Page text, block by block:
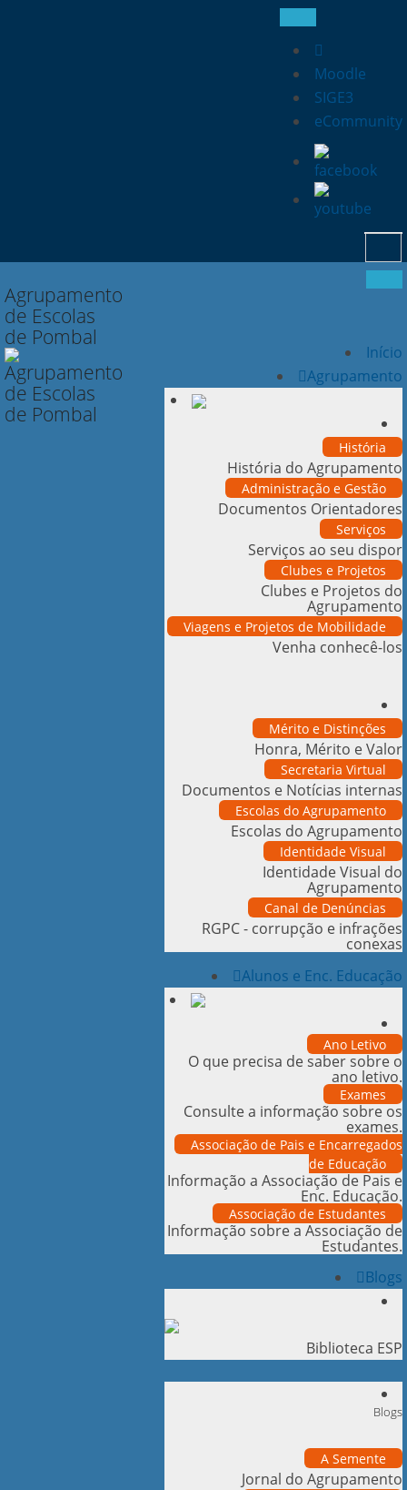
Moodle
SIGE3
eCommunity
for:
Agrupamento
de Escolas
de Pombal
Início
Agrupamento
História
História do Agrupamento
Administração e Gestão
Documentos Orientadores
Serviços
Serviços ao seu dispor
Clubes e Projetos
Clubes e Projetos do
Agrupamento
Viagens e Projetos de Mobilidade
Venha conhecê-los
Mérito e Distinções
Honra, Mérito e Valor
Secretaria Virtual
Documentos e Notícias internas
Escolas do Agrupamento
Escolas do Agrupamento
Identidade Visual
Identidade Visual do
Agrupamento
Canal de Denúncias
RGPC - corrupção e infrações
conexas
Alunos e Enc. Educação
Ano Letivo
O que precisa de saber sobre o
ano letivo.
Exames
Consulte a informação sobre os
exames.
Associação de Pais e Encarregados
de Educação
Informação a Associação de Pais e
Enc. Educação.
Associação de Estudantes
Informação sobre a Associação de
Estudantes.
Blogs
Biblioteca ESP
Blogs
A Semente
Jornal do Agrupamento